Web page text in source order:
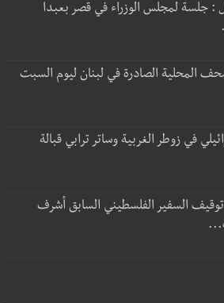
: جلسة لمجلس الوزراء في قصر بعبدا
المحلية الصادرة في لبنان ليوم السبت
في زوطر الغربية وساتر ترابي قبالة
السفير الفلسطيني السابق أشرف